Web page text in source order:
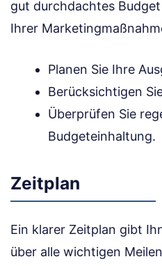
gut durchdachtes
Ihrer
Planen Sie Ihre
Berücksichtigen
Überprüfen Sie
Budgeteinhaltung.
Zeitplan
Ein klarer Zeitplan gibt
über alle wichtigen